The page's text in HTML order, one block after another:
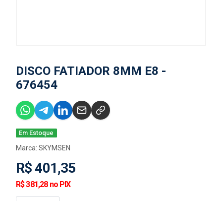
DISCO FATIADOR 8MM E8 -
676454
Em Estoque
Marca: SKYMSEN
R$ 401,35
R$ 381,28 no PIX